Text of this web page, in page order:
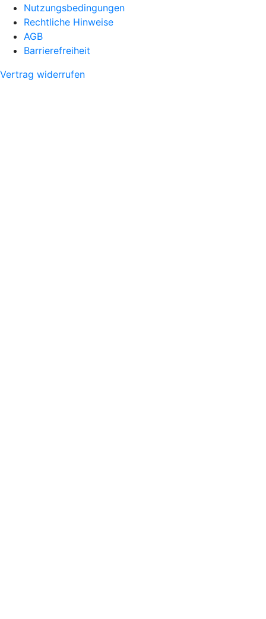
Nutzungsbedingungen
Rechtliche Hinweise
AGB
Barrierefreiheit
Vertrag widerrufen